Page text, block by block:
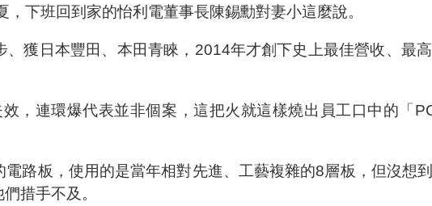
下班回到家的怡利電董事長陳錫勳對妻小這麼說。
獲日本豐田、本田青睞，2014年才創下史上最佳營收、最
，連環爆代表並非個案，這把火就這樣燒出員工口中的「
路板，使用的是當年相對先進、工藝複雜的8層板，但沒想
措手不及。